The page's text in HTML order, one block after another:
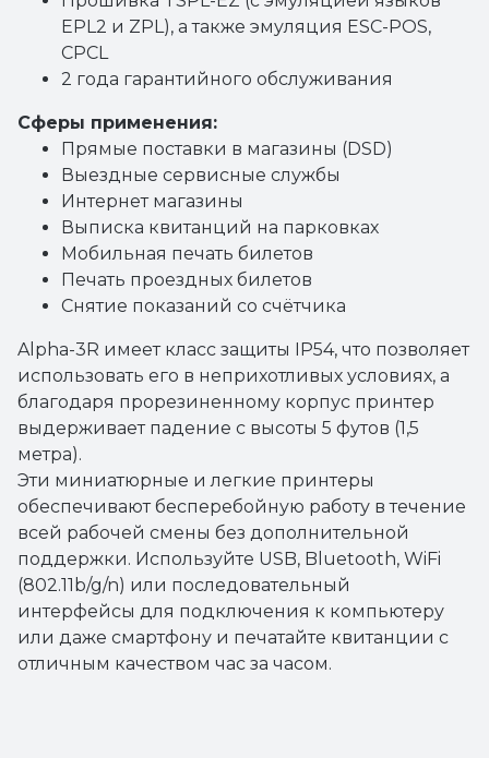
EPL2 и ZPL), а также эмуляция ESC-POS,
CPCL
2 года гарантийного обслуживания
Сферы применения:
Прямые поставки в магазины (DSD)
Выездные сервисные службы
Интернет магазины
Выписка квитанций на парковках
Мобильная печать билетов
Печать проездных билетов
Снятие показаний со счётчика
Alpha-3R имеет класс защиты IP54, что позволяет
использовать его в неприхотливых условиях, а
благодаря прорезиненному корпус принтер
выдерживает падение с высоты 5 футов (1,5
метра).
Эти миниатюрные и легкие принтеры
обеспечивают бесперебойную работу в течение
всей рабочей смены без дополнительной
поддержки. Используйте USB, Bluetooth, WiFi
(802.11b/g/n) или последовательный
интерфейсы для подключения к компьютеру
или даже смартфону и печатайте квитанции с
отличным качеством час за часом.